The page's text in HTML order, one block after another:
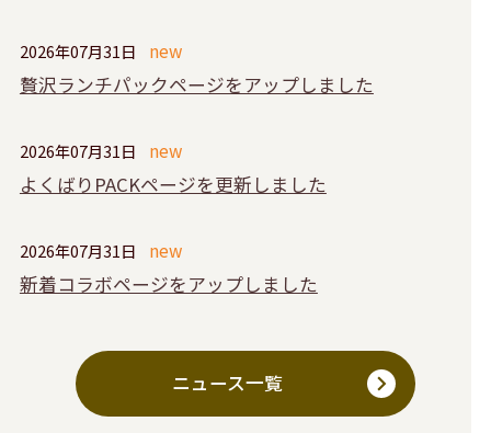
2026年07月31日
贅沢ランチパックページをアップしました
2026年07月31日
よくばりPACKページを更新しました
2026年07月31日
新着コラボページをアップしました
ニュース一覧